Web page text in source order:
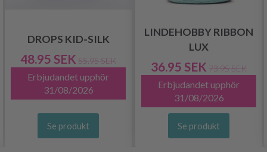
DROPS KID-SILK
48.95 SEK 55.95 SEK
Erbjudandet upphör
31/08/2026
Se produkt
LINDEHOBBY RIBBON
LUX
36.95 SEK 73.95 SEK
Erbjudandet upphör
31/08/2026
Se produkt